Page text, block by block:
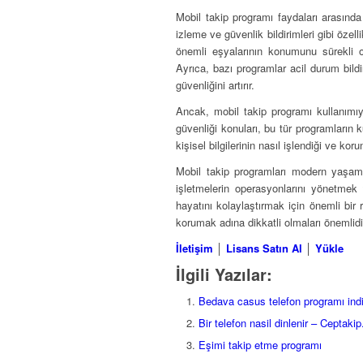
Mobil takip programı faydaları
izleme ve güvenlik bildirimleri gibi
önemli eşyalarının konumunu
Ayrıca, bazı programlar acil durum
güvenliğini artırır.
Ancak, mobil takip programı
güvenliği konuları, bu tür programların
kişisel bilgilerinin nasıl işlendiği ve
Mobil takip programları modern
işletmelerin operasyonlarını
hayatını kolaylaştırmak için önemli
korumak adına dikkatli olmaları
İletişim
Lisans Satın Al Yükle
İlgili Yazılar:
Bedava casus telefon programı
Bir telefon nasil dinlenir –
Eşimi takip etme programı